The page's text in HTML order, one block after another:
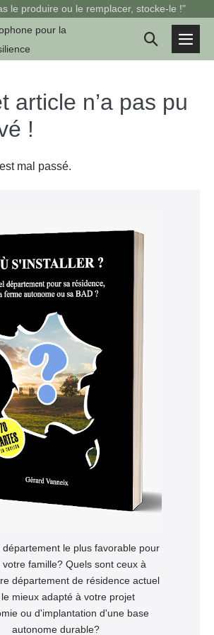
le produire ou le remplacer, stocke-le !"
pour la
Basculer
la
article n’a pas pu
!
mal passé.
département le plus favorable pour
votre famille? Quels sont ceux à
département de résidence actuel
mieux adapté à votre projet
ou d'implantation d'une base
autonome durable?